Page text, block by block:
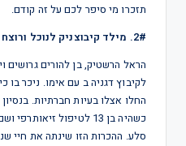
תזכרו מי סיפר לכם על זה קודם.
2#. מילד קיבוצניק לנוכל ורוצח בדם קר.
הראל הרשטיק, בן להורים גרושים
לקיבוץ דגניה ב עם אימו. ניכר בו
החלו אצלו בעיות חברתיות.
כשהיה בן 13 לטיפול
סלע. ההכרות הזו שינתה את חיי